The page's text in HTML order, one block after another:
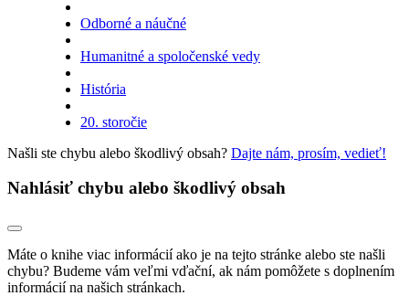
Odborné a náučné
Humanitné a spoločenské vedy
História
20. storočie
Našli ste chybu alebo škodlivý obsah? Dajte nám, prosím, vedieť!
Nahlásiť chybu alebo škodlivý obsah
Máte o knihe viac informácií ako je na tejto stránke alebo ste našli
chybu? Budeme vám veľmi vďační, ak nám pomôžete s doplnením
informácií na našich stránkach.